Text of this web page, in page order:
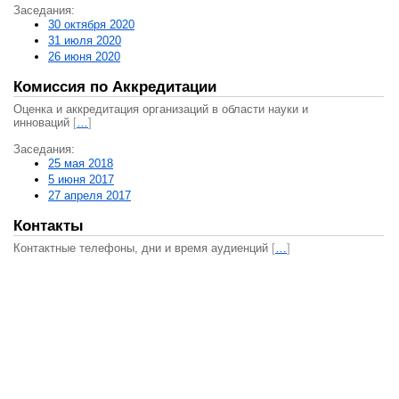
Заседания:
30 октября 2020
31 июля 2020
26 июня 2020
Комиссия по Аккредитации
Оценка и аккредитация организаций в области науки и
инноваций […]
Заседания:
25 мая 2018
5 июня 2017
27 апреля 2017
Контакты
Контактные телефоны, дни и время аудиенций […]